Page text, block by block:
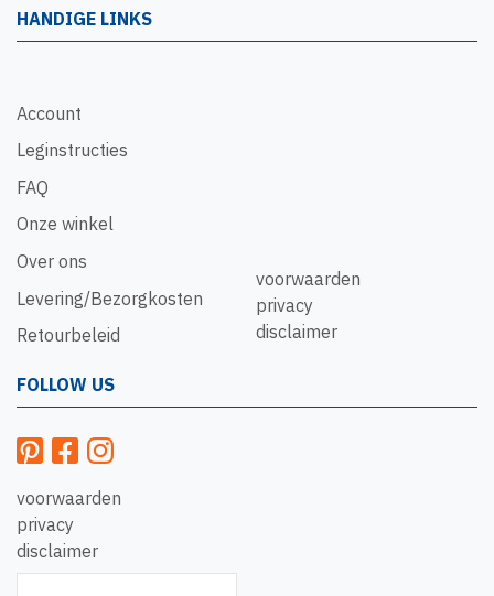
HANDIGE LINKS
Account
Leginstructies
FAQ
Onze winkel
Over ons
Levering/Bezorgkosten
Retourbeleid
voorwaarden
privacy
disclaimer
FOLLOW US
voorwaarden
privacy
disclaimer